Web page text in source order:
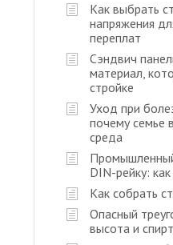
Как выбрать
напряжения
переплат
Сэндвич
материал,
стройке
Уход при
почему семье
среда
DIN-рейку:
Как собрать
Опасный
высота и